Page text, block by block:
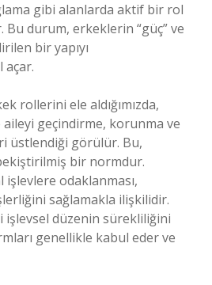
gibi alanlarda aktif bir rol
Bu durum, erkeklerin “güç” ve
bir yapıyı
açar.
rollerini ele aldığımızda,
geçindirme, korunma ve
üstlendiği görülür. Bu,
bir normdur.
işlevlere odaklanması,
sağlamakla ilişkilidir.
işlevsel düzenin sürekliliğini
genellikle kabul eder ve